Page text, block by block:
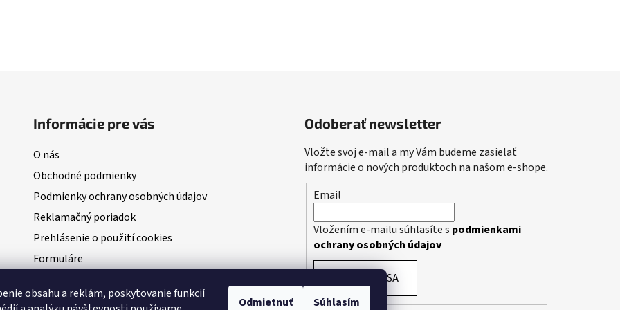
obsahu a reklám, poskytovanie funkcií
Odmietnuť Súhlasím
Informácie pre vás
O nás
Obchodné podmienky
Podmienky ochrany osobných údajov
Reklamačný poriadok
Prehlásenie o použití cookies
Formuláre
NAŠI PARTNERI - predajcovia Dudi Bait
Odoberať newsletter
Vložte svoj e-mail a my Vám budeme zasielať
informácie o nových produktoch na našom e-shope.
Email
Vložením e-mailu súhlasíte s podmienkami
ochrany osobných údajov
PRIHLÁSIŤ SA